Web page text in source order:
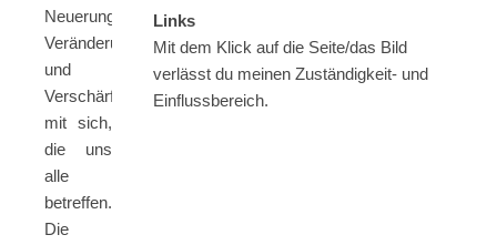
Neuerungen,
Veränderungen
und
Verschärfungen
mit sich,
die uns
alle
betreffen.
Die
Links
Mit dem Klick auf die Seite/das Bild
verlässt du meinen Zuständigkeit- und
Einflussbereich.